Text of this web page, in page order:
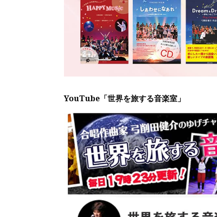
YouTube「世界を旅する音楽室」